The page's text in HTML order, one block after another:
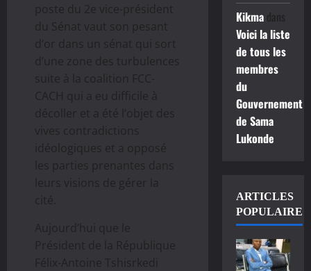
poste du 2e vice-président
du Sénat vaut son pesant
d’or dans un sénat qui sort
d’une zone des turbulences
suite à la coalition FCC-
CACH qui a eu difficile à
décoller et a été l’objet des
vives contradictions
idéologiques et a opposé
les parties prenantes dans
leurs visions de gérer la
cité.
Aujourd’hui que le
Président de la République
Félix-Antoine Tshisrkedi
Kikmadans
Voici la liste
de tous les
membres
du
Gouvernement
de Sama
Lukonde
ARTICLES
POPULAIRE